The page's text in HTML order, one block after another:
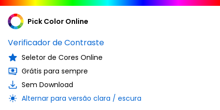
Pick Color Online
Verificador de Contraste
Seletor de Cores Online
Grátis para sempre
Sem Download
Alternar para versão clara / escura